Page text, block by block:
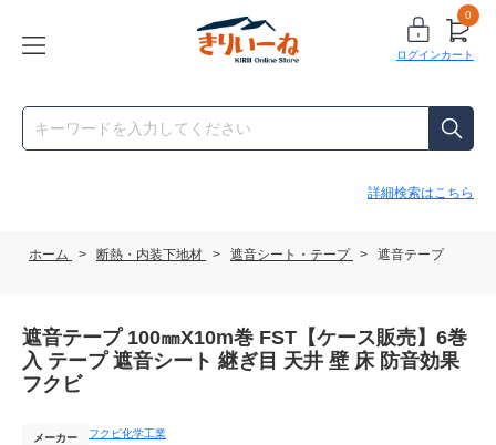
ログイン
0
カート
詳細検索はこちら
ホーム > 断熱・内装下地材 > 遮音シート・テープ > 遮音テープ
遮音テープ 100㎜X10m巻 FST【ケース販売】6巻
入 テープ 遮音シート 継ぎ目 天井 壁 床 防音効果
フクビ
メーカー フクビ化学工業